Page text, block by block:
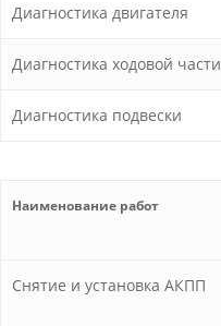
Диагностика двигателя
Диагностика ходовой части
Диагностика подвески
Наименование работ
Снятие и установка АКПП